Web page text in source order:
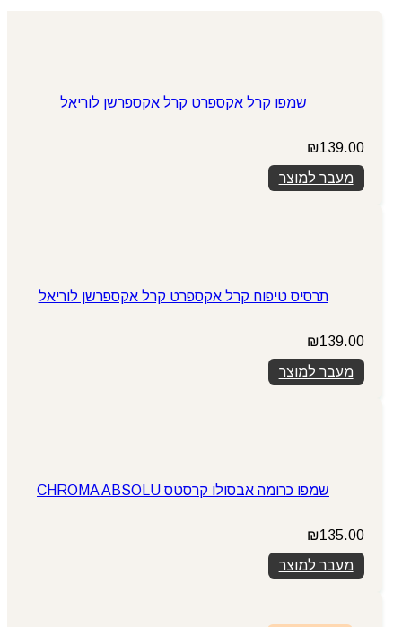
שמפו קרל אקספרט קרל אקספרשן לוריאל
₪139.00
מעבר למוצר
תרסיס טיפוח קרל אקספרט קרל אקספרשן לוריאל
₪139.00
מעבר למוצר
שמפו כרומה אבסולו קרסטס CHROMA ABSOLU
₪135.00
מעבר למוצר